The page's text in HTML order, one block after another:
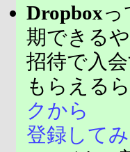
Dropbox
期できる
招待で入
もらえる
クから
登録して